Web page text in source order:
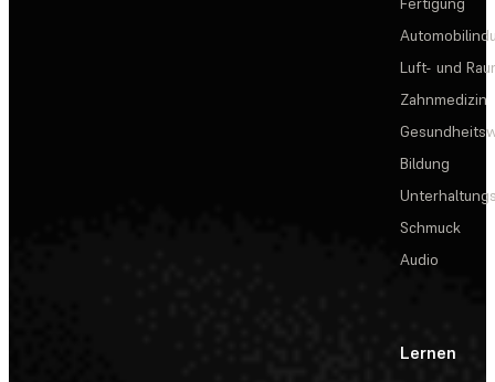
Luft- und
Zahnmedizin
Bildung
Schmuck
Audio
Lernen